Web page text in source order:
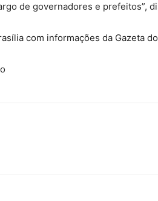
de governadores e prefeitos”,
com informações da Gazeta